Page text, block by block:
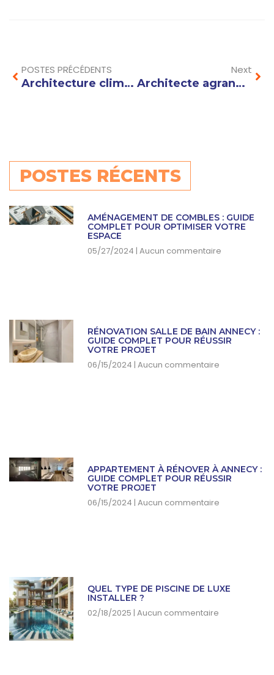
POSTES PRÉCÉDENTS
Architecture climatique : principes et techniques pour une maison éco-responsable
Next
Architecte agrandissement maison : comment optimiser l’éclairage naturel dans votre extension
POSTES RÉCENTS
AMÉNAGEMENT DE COMBLES : GUIDE
COMPLET POUR OPTIMISER VOTRE
ESPACE
05/27/2024 Aucun commentaire
RÉNOVATION SALLE DE BAIN ANNECY :
GUIDE COMPLET POUR RÉUSSIR
VOTRE PROJET
06/15/2024 Aucun commentaire
APPARTEMENT À RÉNOVER À ANNECY :
GUIDE COMPLET POUR RÉUSSIR
VOTRE PROJET
06/15/2024 Aucun commentaire
QUEL TYPE DE PISCINE DE LUXE
INSTALLER ?
02/18/2025 Aucun commentaire